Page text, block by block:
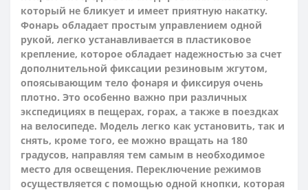
который не бликует и имеет приятную накатку.
Фонарь обладает простым управлением одной
рукой, легко устанавливается в пластиковое
крепление, которое обладает надежностью за счет
дополнительной фиксации резиновым жгутом,
опоясывающим тело фонаря и фиксируя очень
плотно. Это особенно важно при различных
экспедициях в пещерах, горах, а также в поездках
на велосипеде. Модель легко как установить, так и
снять, кроме того, ее можно вращать на 180
градусов, направляя тем самым в необходимое
место для освещения. Переключение режимов
осуществляется с помощью одной кнопки, которая